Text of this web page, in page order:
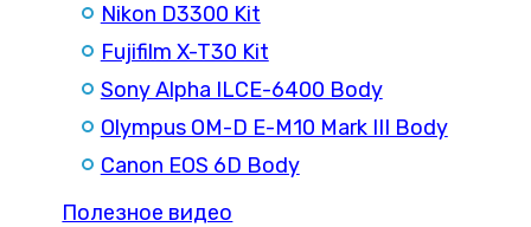
Nikon D3300 Kit
Fujifilm X-T30 Kit
Sony Alpha ILCE-6400 Body
Olympus OM-D E-M10 Mark III Body
Canon EOS 6D Body
Полезное видео